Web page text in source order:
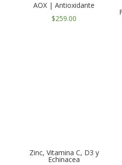
AOX | Antioxidante
$259.00
Zinc, Vitamina C, D3 y
Echinacea